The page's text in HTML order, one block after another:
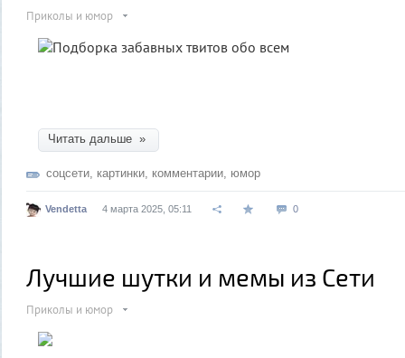
Приколы и юмор
Читать дальше »
соцсети картинки комментарии юмор
Vendetta 4 марта 2025, 05:11 0
Лучшие шутки и мемы из Сети
Приколы и юмор